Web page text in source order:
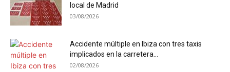
local de Madrid
03/08/2026
Accidente múltiple en Ibiza con tres taxis
implicados en la carretera...
02/08/2026